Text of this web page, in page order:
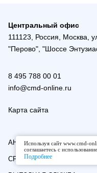
Центральный офис
111123, Россия, Москва,
"Перово", "Шоссе
8 495 788 00 01
info@cmd-online.ru
Карта сайта
АНАЛИЗЫ И ЦЕНЫ
СРОЧНЫЕ АНАЛИЗЫ
Используя сайт www.cmd-
соглашаетесь с
Подробнее